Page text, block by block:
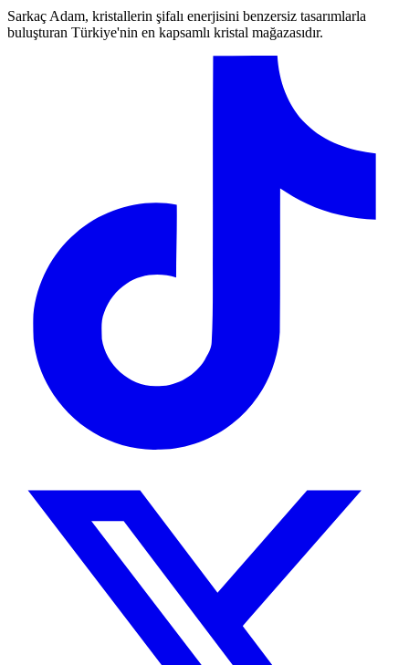
Sarkaç Adam, kristallerin şifalı enerjisini benzersiz tasarımlarla
buluşturan Türkiye'nin en kapsamlı kristal mağazasıdır.